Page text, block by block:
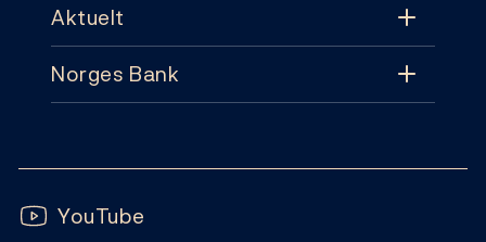
Tema
Pengepolitikk
Sedler og mynter
Aktuelt
Aktuelt
Publikasjoner
Norges Bank
Abonnement
Følg oss:
YouTube